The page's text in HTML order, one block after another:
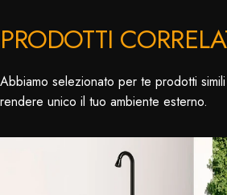
PRODOTTI
Abbiamo selezionato per te prodotti
rendere unico il tuo ambiente esterno.